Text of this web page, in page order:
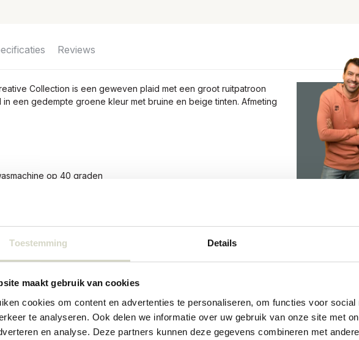
Toestemming Details
maakt gebruik van cookies
cookies om content en advertenties te personaliseren, om functies voor social
te analyseren. Ook delen we informatie over uw gebruik van onze site met
en analyse. Deze partners kunnen deze gegevens combineren met
Reviews
Collection is een geweven plaid met een groot ruitpatroon
een gedempte groene kleur met bruine en beige tinten. Afmeting
op 40 graden
82073134
5711173362264